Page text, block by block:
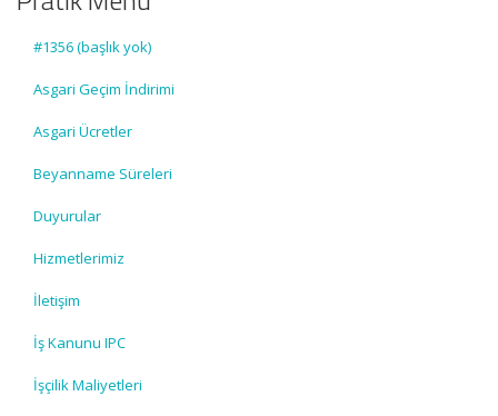
#1356 (başlık yok)
Asgari Geçim İndirimi
Asgari Ücretler
Beyanname Süreleri
Duyurular
Hizmetlerimiz
İletişim
İş Kanunu IPC
İşçilik Maliyetleri